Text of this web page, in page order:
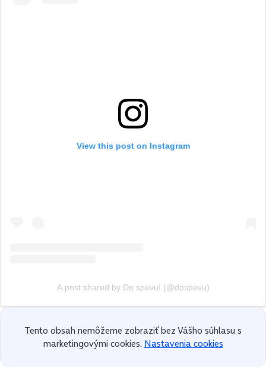
View this post on Instagram
A post shared by Do spevu! (@dospevu)
Tento obsah nemôžeme zobraziť bez Vášho súhlasu s
marketingovými cookies. Nastavenia cookies